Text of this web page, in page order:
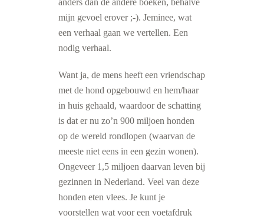
anders dan de andere boeken, behalve
mijn gevoel erover ;-). Jeminee, wat
een verhaal gaan we vertellen. Een
nodig verhaal.
Want ja, de mens heeft een vriendschap
met de hond opgebouwd en hem/haar
in huis gehaald, waardoor de schatting
is dat er nu zo’n 900 miljoen honden
op de wereld rondlopen (waarvan de
meeste niet eens in een gezin wonen).
Ongeveer 1,5 miljoen daarvan leven bij
gezinnen in Nederland. Veel van deze
honden eten vlees. Je kunt je
voorstellen wat voor een voetafdruk